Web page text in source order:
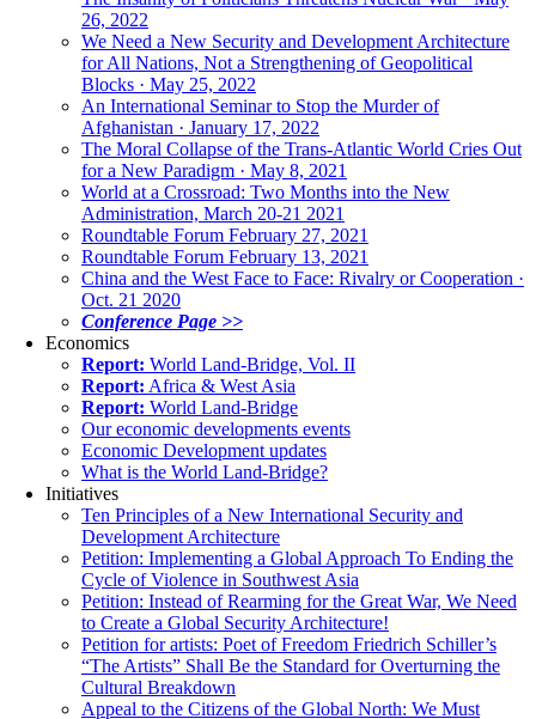
26, 2022
We Need a New Security and Development Architecture
for All Nations, Not a Strengthening of Geopolitical
Blocks · May 25, 2022
An International Seminar to Stop the Murder of
Afghanistan · January 17, 2022
The Moral Collapse of the Trans-Atlantic World Cries Out
for a New Paradigm · May 8, 2021
World at a Crossroad: Two Months into the New
Administration, March 20-21 2021
Roundtable Forum February 27, 2021
Roundtable Forum February 13, 2021
China and the West Face to Face: Rivalry or Cooperation ·
Oct. 21 2020
Conference Page >>
Economics
Report: World Land-Bridge, Vol. II
Report: Africa & West Asia
Report: World Land-Bridge
Our economic developments events
Economic Development updates
What is the World Land-Bridge?
Initiatives
Ten Principles of a New International Security and
Development Architecture
Petition: Implementing a Global Approach To Ending the
Cycle of Violence in Southwest Asia
Petition: Instead of Rearming for the Great War, We Need
to Create a Global Security Architecture!
Petition for artists: Poet of Freedom Friedrich Schiller’s
“The Artists” Shall Be the Standard for Overturning the
Cultural Breakdown
Appeal to the Citizens of the Global North: We Must